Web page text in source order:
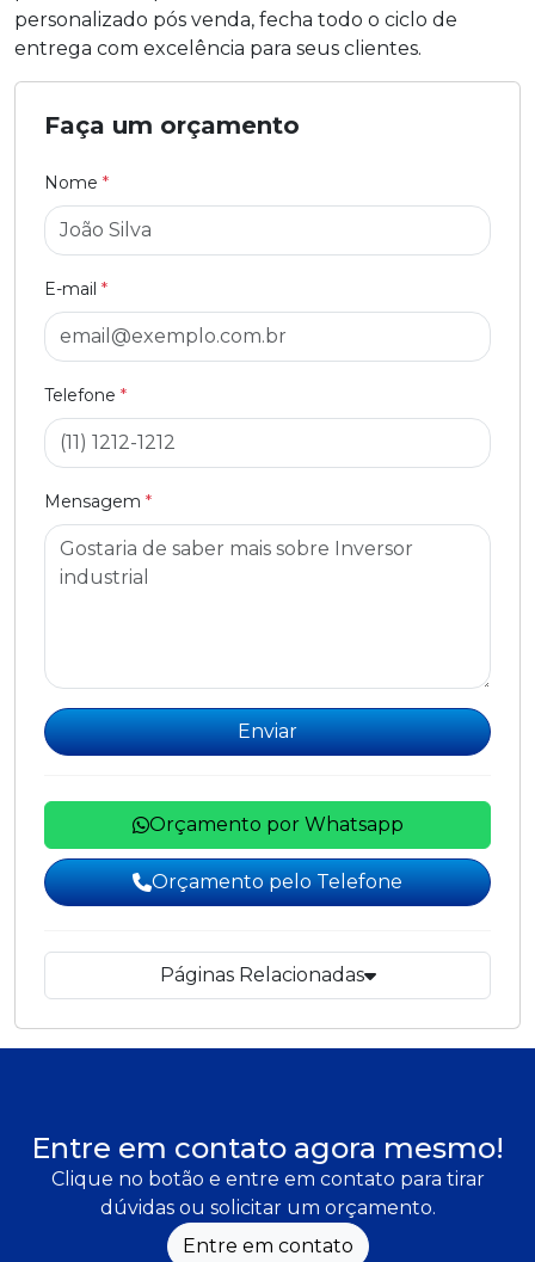
personalizado pós venda, fecha todo o ciclo de
entrega com excelência para seus clientes.
Faça um orçamento
Nome *
E-mail *
Telefone *
Mensagem *
Enviar
Orçamento por Whatsapp
Orçamento pelo Telefone
Páginas Relacionadas
Entre em contato agora mesmo!
Clique no botão e entre em contato para tirar
dúvidas ou solicitar um orçamento.
Entre em contato